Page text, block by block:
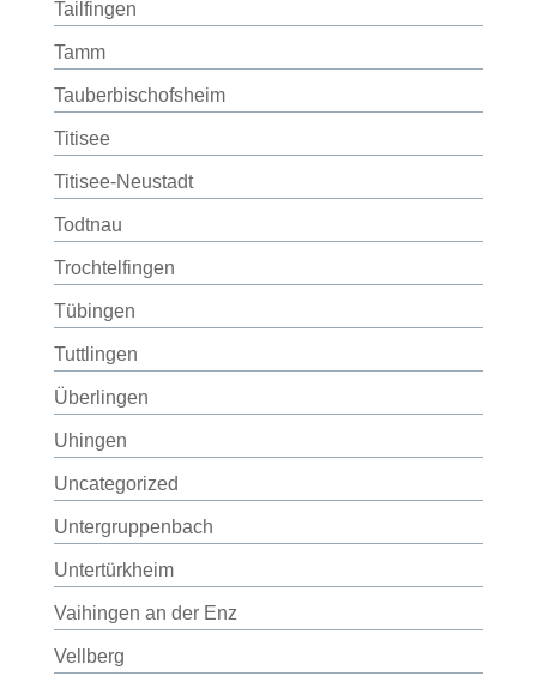
Tailfingen
Tamm
Tauberbischofsheim
Titisee
Titisee-Neustadt
Todtnau
Trochtelfingen
Tübingen
Tuttlingen
Überlingen
Uhingen
Uncategorized
Untergruppenbach
Untertürkheim
Vaihingen an der Enz
Vellberg